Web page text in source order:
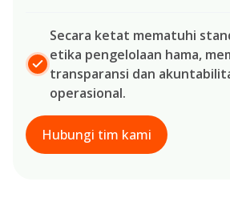
Secara ketat mematuhi
etika pengelolaan hama,
transparansi dan
operasional.
Hubungi tim kami